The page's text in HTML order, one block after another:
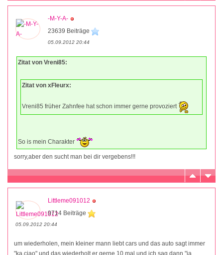
-M-Y-A-
23639 Beiträge
05.09.2012 20:44
Zitat von Vreni85:
Zitat von xFleurx:
Vreni85 früher Zahnfee hat schon immer gerne provoziert
So is mein Charakter
sorry,aber den sucht man bei dir vergebens!!!
Littleme091012
9714 Beiträge
05.09.2012 20:44
um wiederholen, mein kleiner mann liebt cars und das auto sagt immer
"ka.ciao" und das wiederholt er gerne 10 mal und ich sag dann "ja